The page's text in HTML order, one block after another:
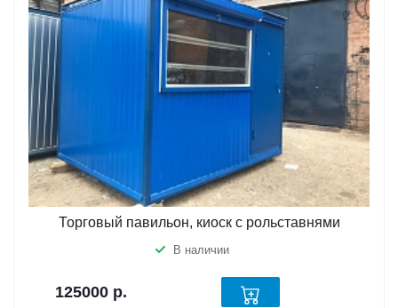
Торговый павильон, киоск с рольставнями
В наличии
125000 р.